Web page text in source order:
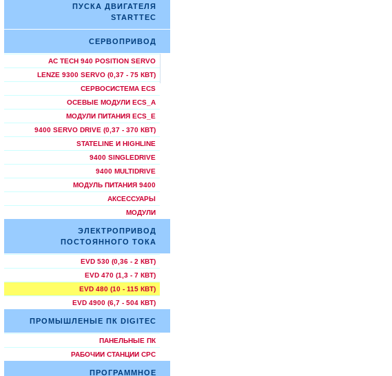
ПУСКА ДВИГАТЕЛЯ
STARTTEC
СЕРВОПРИВОД
AC TECH 940 POSITION SERVO
LENZE 9300 SERVO (0,37 - 75 КВТ)
СЕРВОСИСТЕМА ECS
ОСЕВЫЕ МОДУЛИ ECS_A
МОДУЛИ ПИТАНИЯ ECS_E
9400 SERVO DRIVE (0,37 - 370 КВТ)
STATELINE И HIGHLINE
9400 SINGLEDRIVE
9400 MULTIDRIVE
МОДУЛЬ ПИТАНИЯ 9400
АКСЕССУАРЫ
МОДУЛИ
ЭЛЕКТРОПРИВОД
ПОСТОЯННОГО ТОКА
EVD 530 (0,36 - 2 КВТ)
EVD 470 (1,3 - 7 КВТ)
EVD 480 (10 - 115 КВТ)
EVD 4900 (6,7 - 504 КВТ)
ПРОМЫШЛЕНЫЕ ПК DIGITEC
ПАНЕЛЬНЫЕ ПК
РАБОЧИИ СТАНЦИИ СРС
ПРОГРАММНОЕ